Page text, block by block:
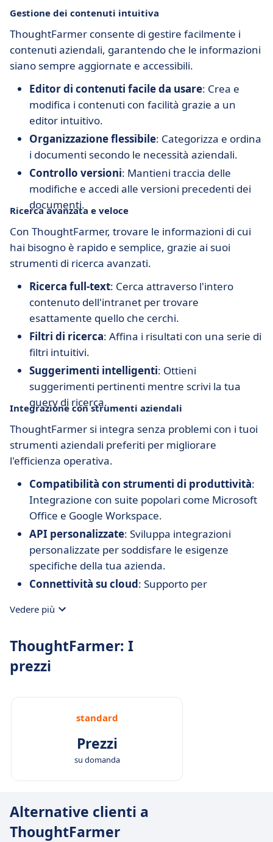
Gestione dei contenuti intuitiva
ThoughtFarmer consente di gestire facilmente i
contenuti aziendali, garantendo che le informazioni
siano sempre aggiornate e accessibili.
Editor di contenuti facile da usare: Crea e
modifica i contenuti con facilità grazie a un
editor intuitivo.
Organizzazione flessibile: Categorizza e ordina
i documenti secondo le necessità aziendali.
Controllo versioni: Mantieni traccia delle
modifiche e accedi alle versioni precedenti dei
documenti.
Ricerca avanzata e veloce
Con ThoughtFarmer, trovare le informazioni di cui
hai bisogno è rapido e semplice, grazie ai suoi
strumenti di ricerca avanzati.
Ricerca full-text: Cerca attraverso l'intero
contenuto dell'intranet per trovare
esattamente quello che cerchi.
Filtri di ricerca: Affina i risultati con una serie di
filtri intuitivi.
Suggerimenti intelligenti: Ottieni
suggerimenti pertinenti mentre scrivi la tua
query di ricerca.
Integrazione con strumenti aziendali
ThoughtFarmer si integra senza problemi con i tuoi
strumenti aziendali preferiti per migliorare
l'efficienza operativa.
Compatibilità con strumenti di produttività:
Integrazione con suite popolari come Microsoft
Office e Google Workspace.
API personalizzate: Sviluppa integrazioni
personalizzate per soddisfare le esigenze
specifiche della tua azienda.
Connettività su cloud: Supporto per
qualsiasi momento.
Vedere più
ThoughtFarmer: I
prezzi
standard
Prezzi
su domanda
Alternative clienti a
ThoughtFarmer